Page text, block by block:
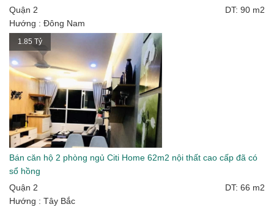
Quận 2
DT: 90 m2
Hướng : Đông Nam
1.85 Tỷ
Bán căn hộ 2 phòng ngủ Citi Home 62m2 nội thất cao cấp đã có
sổ hồng
Quận 2
DT: 66 m2
Hướng : Tây Bắc